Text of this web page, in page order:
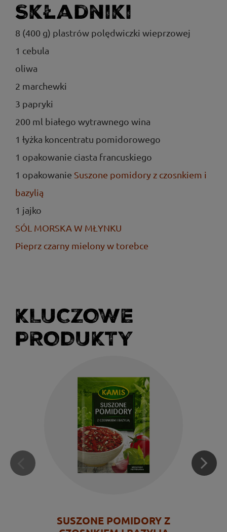
Składniki
8 (400 g) plastrów polędwiczki wieprzowej
1 cebula
oliwa
2 marchewki
3 papryki
200 ml białego wytrawnego wina
1 łyżka koncentratu pomidorowego
1 opakowanie ciasta francuskiego
1 opakowanie Suszone pomidory z czosnkiem i
bazylią
1 jajko
SÓL MORSKA W MŁYNKU
Pieprz czarny mielony w torebce
KLUCZOWE
PRODUKTY
SUSZONE POMIDORY Z